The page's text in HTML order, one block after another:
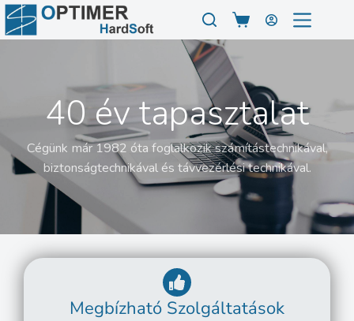
40 év tapasztalat
Cégünk már 1982 óta foglalkozik számítástechnikával,
biztonságtechnikával és távvezérlési technikával.
Megbízható Szolgáltatások